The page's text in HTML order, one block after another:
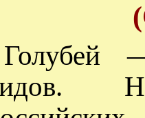
Голубей